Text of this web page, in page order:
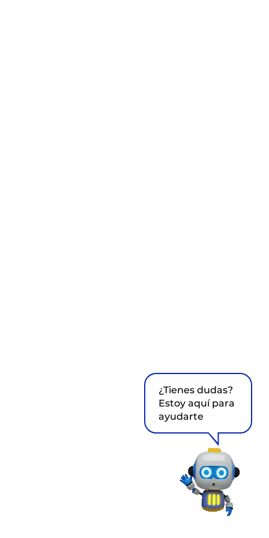
¿Tienes dudas?
Estoy aquí para
ayudarte